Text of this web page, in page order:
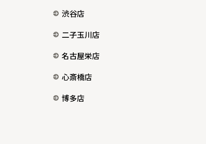
渋谷店
二子玉川店
名古屋栄店
心斎橋店
博多店